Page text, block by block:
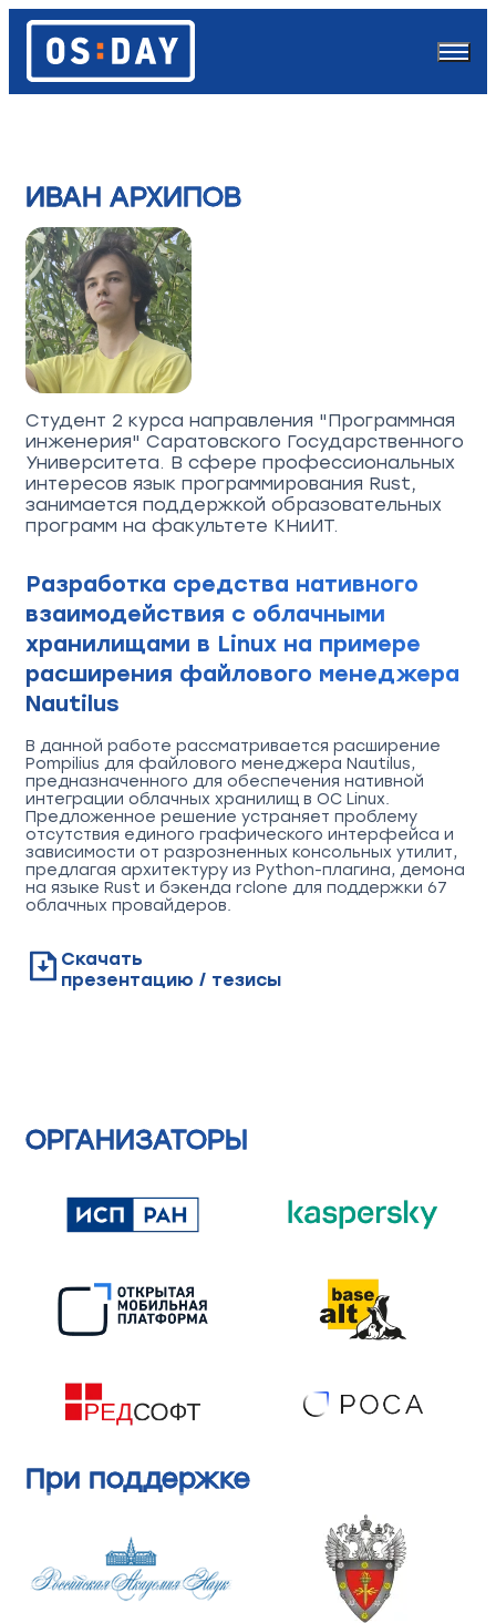
ИВАН АРХИПОВ
Студент 2 курса направления "Программная
инженерия" Саратовского Государственного
Университета. В сфере профессиональных
интересов язык программирования Rust,
занимается поддержкой образовательных
программ на факультете КНиИТ.
Разработка средства нативного
взаимодействия с облачными
хранилищами в Linux на примере
расширения файлового менеджера
Nautilus
В данной работе рассматривается расширение
Pompilius для файлового менеджера Nautilus,
предназначенного для обеспечения нативной
интеграции облачных хранилищ в ОС Linux.
Предложенное решение устраняет проблему
отсутствия единого графического интерфейса и
зависимости от разрозненных консольных утилит,
предлагая архитектуру из Python-плагина, демона
на языке Rust и бэкенда rclone для поддержки 67
облачных провайдеров.
Скачать
презентацию / тезисы
ОРГАНИЗАТОРЫ
При поддержке